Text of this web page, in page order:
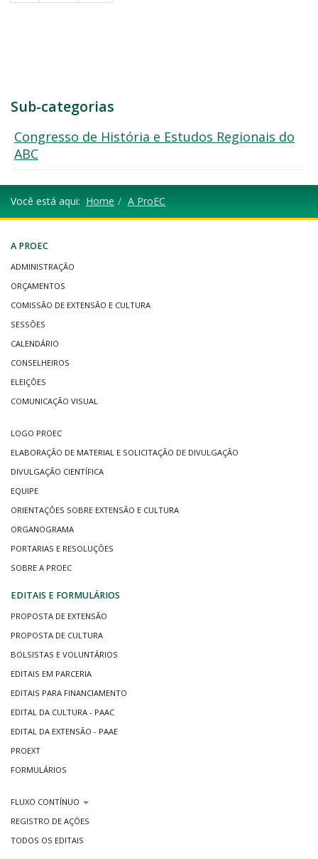
Sub-categorias
Congresso de História e Estudos Regionais do
ABC
Você está aqui: Home A ProEC
A PROEC
ADMINISTRAÇÃO
ORÇAMENTOS
COMISSÃO DE EXTENSÃO E CULTURA
SESSÕES
CALENDÁRIO
CONSELHEIROS
ELEIÇÕES
COMUNICAÇÃO VISUAL
LOGO PROEC
ELABORAÇÃO DE MATERIAL E SOLICITAÇÃO DE DIVULGAÇÃO
DIVULGAÇÃO CIENTÍFICA
EQUIPE
ORIENTAÇÕES SOBRE EXTENSÃO E CULTURA
ORGANOGRAMA
PORTARIAS E RESOLUÇÕES
SOBRE A PROEC
EDITAIS E FORMULÁRIOS
PROPOSTA DE EXTENSÃO
PROPOSTA DE CULTURA
BOLSISTAS E VOLUNTÁRIOS
EDITAIS EM PARCERIA
EDITAIS PARA FINANCIAMENTO
EDITAL DA CULTURA - PAAC
EDITAL DA EXTENSÃO - PAAE
PROEXT
FORMULÁRIOS
FLUXO CONTÍNUO
REGISTRO DE AÇÕES
TODOS OS EDITAIS